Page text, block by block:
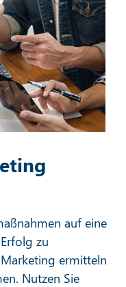
auf eine
zu
ermitteln
Nutzen Sie